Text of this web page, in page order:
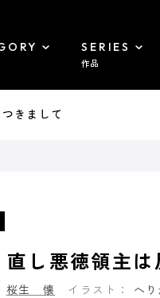
SERIES
作品
きまして
直し悪徳領主は
桜生 懐 イラスト： へ